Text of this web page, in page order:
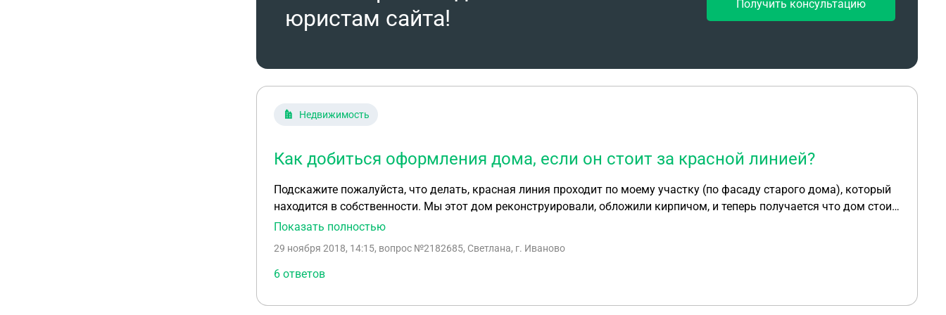
юристам сайта!
Получить консультацию
Недвижимость
Как добиться оформления дома, если он стоит за красной линией?
Подскажите пожалуйста, что делать, красная линия проходит по моему участку (по фасаду старого дома), который
находится в собственности. Мы этот дом реконструировали, обложили кирпичом, и теперь получается что дом стоит
на красной линии (режет ее). Сейчас дали отказ в оформлении дома по упрощенной системе, т.к. дом находится на
это земли общего пользования?
Показать полностью
29 ноября 2018, 14:15, вопрос №2182685, Светлана, г. Иваново
6 ответов